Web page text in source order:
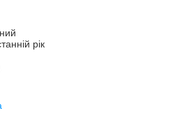
рік